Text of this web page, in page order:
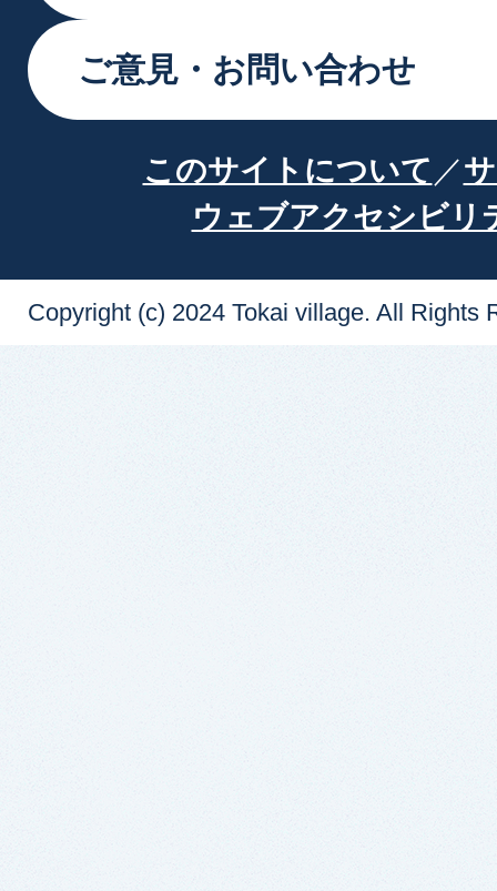
ご意見・お問い合わせ
このサイトについて
ウェブアクセシビリ
Copyright (c) 2024 Tokai village. All Rights